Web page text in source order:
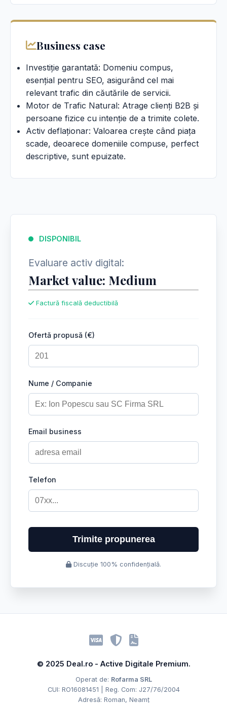
Business case
Investiție garantată: Domeniu compus,
esențial pentru SEO, asigurând cel mai
relevant trafic din căutările de servicii.
Motor de Trafic Natural: Atrage clienți B2B și
persoane fizice cu intenție de a trimite colete.
Activ deflaționar: Valoarea crește când piața
scade, deoarece domeniile compuse, perfect
descriptive, sunt epuizate.
DISPONIBIL
Evaluare activ digital:
Market value: Medium
Factură fiscală deductibilă
Ofertă propusă (€)
Nume / Companie
Email business
Telefon
Trimite propunerea
Discuție 100% confidențială.
© 2025 Deal.ro - Active Digitale Premium.
Operat de: Rofarma SRL
CUI: RO16081451 | Reg. Com: J27/76/2004
Adresă: Roman, Neamț